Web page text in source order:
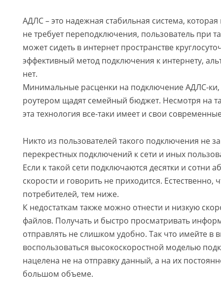
АДЛС – это надежная стабильная система, которая
не требует переподключения, пользователь при
может сидеть в интернет пространстве
эффективный метод подключения к интернету,
нет.
Минимальные расценки на подключение АДЛС-ки,
роутером щадят семейный бюджет. Несмотря на
эта технология все-таки имеет и свои
Никто из пользователей такого подключения не
перекрестных подключений к сети и иных
Если к такой сети подключаются десятки и сотни
скорости и говорить не приходится. Естественно,
потребителей, тем ниже.
К недостаткам также можно отнести и низкую
файлов. Получать и быстро просматривать
отправлять не слишком удобно. Так что имейте в
воспользоваться высокоскоростной моделью
нацелена не на отправку данный, а на их
большом объеме.